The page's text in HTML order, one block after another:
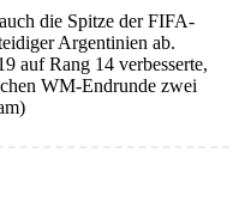
die Spitze der FIFA-
Argentinien ab.
auf Rang 14 verbesserte,
WM-Endrunde zwei